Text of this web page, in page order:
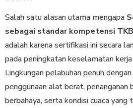
Salah satu alasan utama mengapa
sebagai standar kompetensi
adalah karena sertifikasi ini secara
pada peningkatan keselamatan
Lingkungan pelabuhan penuh
penggunaan alat berat, penanganan
berbahaya, serta kondisi cuaca